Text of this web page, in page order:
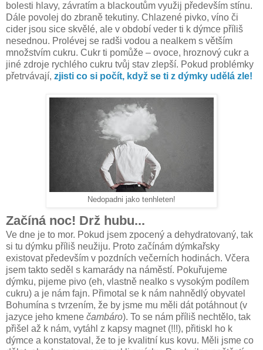
bolesti hlavy, závratím a blackoutům využij především stínu.
Dále povolej do zbraně tekutiny. Chlazené pivko, víno či
cider jsou sice skvělé, ale v období veder ti k dýmce příliš
nesednou. Prolévej se radši vodou a nealkem s větším
množstvím cukru. Cukr ti pomůže – ovoce, hroznový cukr a
jiné zdroje rychlého cukru tvůj stav zlepší. Pokud problémky
přetrvávají, zjisti co si počít, když se ti z dýmky udělá zle!
Nedopadni jako tenhleten!
Začíná noc! Drž hubu...
Ve dne je to mor. Pokud jsem zpocený a dehydratovaný, tak
si tu dýmku příliš neužiju. Proto začínám dýmkařsky
existovat především v pozdních večerních hodinách. Včera
jsem takto seděl s kamarády na náměstí. Pokuřujeme
dýmku, pijeme pivo (eh, vlastně nealko s vysokým podílem
cukru) a je nám fajn. Přimotal se k nám nahnědlý obyvatel
Bohumína s tvrzením, že by jsme mu měli dát potáhnout (v
jazyce jeho kmene čambáro). To se nám příliš nechtělo, tak
přišel až k nám, vytáhl z kapsy magnet (!!!), přitiskl ho k
dýmce a konstatoval, že to je kvalitní kus kovu. Měli jsme co